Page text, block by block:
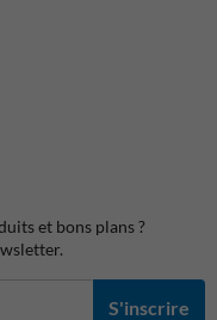
et bons plans ?
S'inscrire